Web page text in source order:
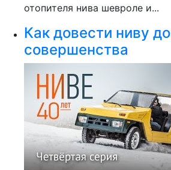
отопителя нива шевроле и...
Как довести ниву до
совершенства